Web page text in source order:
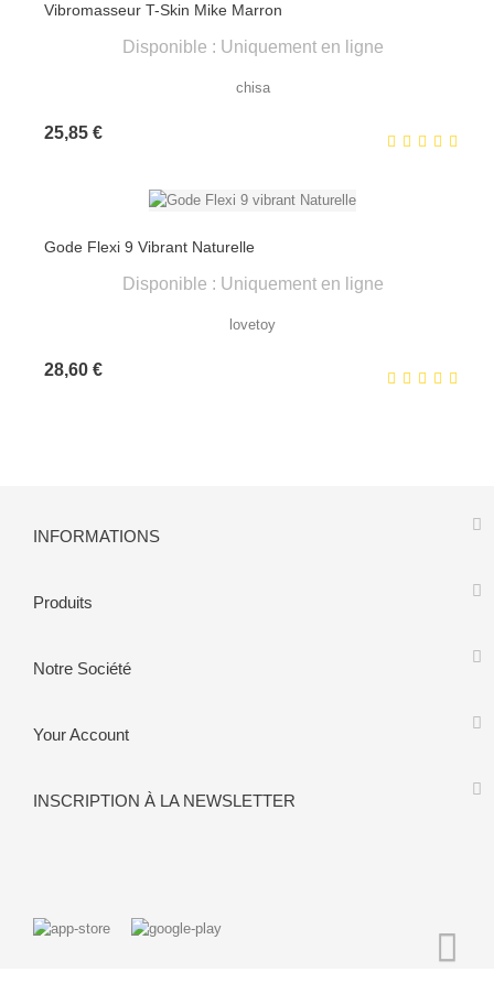
Vibromasseur T-Skin Mike Marron
Disponible : Uniquement en ligne
chisa
25,85 €Prix
Gode Flexi 9 Vibrant Naturelle
Disponible : Uniquement en ligne
lovetoy
28,60 €Prix
INFORMATIONS
Produits
Notre Société
Your Account
INSCRIPTION À LA NEWSLETTER